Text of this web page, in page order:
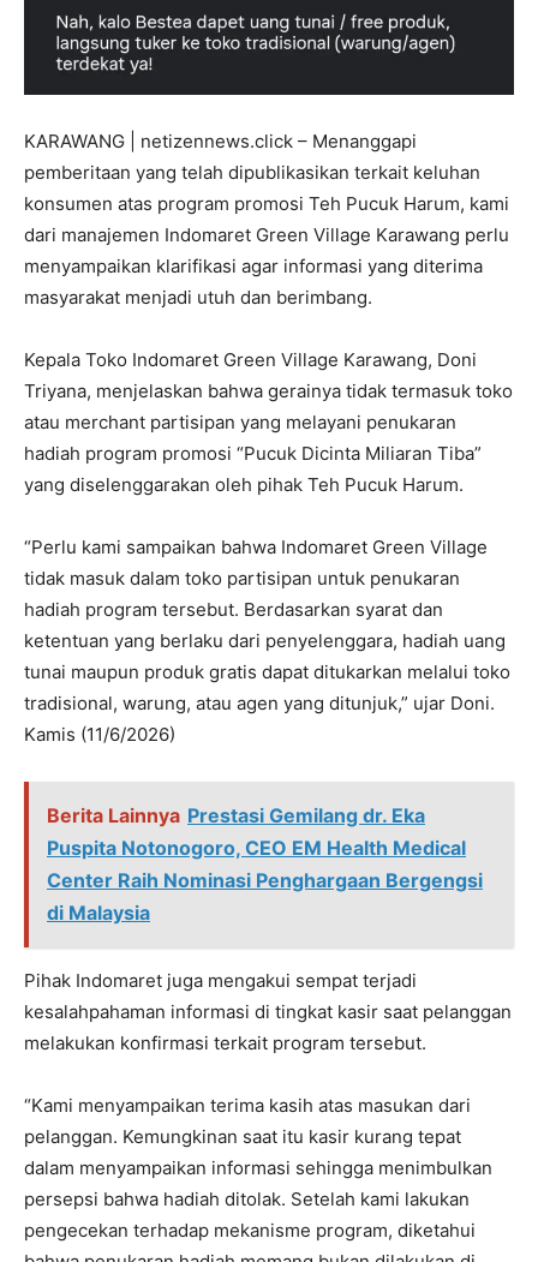
KARAWANG | netizennews.click – Menanggapi
pemberitaan yang telah dipublikasikan terkait keluhan
konsumen atas program promosi Teh Pucuk Harum, kami
dari manajemen Indomaret Green Village Karawang perlu
menyampaikan klarifikasi agar informasi yang diterima
masyarakat menjadi utuh dan berimbang.
Kepala Toko Indomaret Green Village Karawang, Doni
Triyana, menjelaskan bahwa gerainya tidak termasuk toko
atau merchant partisipan yang melayani penukaran
hadiah program promosi “Pucuk Dicinta Miliaran Tiba”
yang diselenggarakan oleh pihak Teh Pucuk Harum.
“Perlu kami sampaikan bahwa Indomaret Green Village
tidak masuk dalam toko partisipan untuk penukaran
hadiah program tersebut. Berdasarkan syarat dan
ketentuan yang berlaku dari penyelenggara, hadiah uang
tunai maupun produk gratis dapat ditukarkan melalui toko
tradisional, warung, atau agen yang ditunjuk,” ujar Doni.
Kamis (11/6/2026)
Berita Lainnya Prestasi Gemilang dr. Eka
Puspita Notonogoro, CEO EM Health Medical
Center Raih Nominasi Penghargaan Bergengsi
di Malaysia
Pihak Indomaret juga mengakui sempat terjadi
kesalahpahaman informasi di tingkat kasir saat pelanggan
melakukan konfirmasi terkait program tersebut.
“Kami menyampaikan terima kasih atas masukan dari
pelanggan. Kemungkinan saat itu kasir kurang tepat
dalam menyampaikan informasi sehingga menimbulkan
persepsi bahwa hadiah ditolak. Setelah kami lakukan
pengecekan terhadap mekanisme program, diketahui